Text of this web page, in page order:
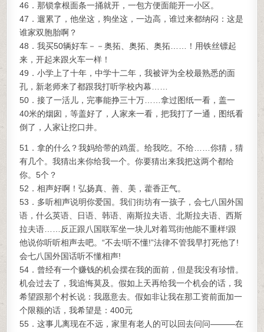
46．那锁拿根面条一捅就开，一包方便面能开一小区。
47．遛累了，他坐这，狗坐这，一边高，谁过来都纳闷：这是
谁家双胞胎啊？
48．我买50辆好车－－奥拓、奥拓、奥拓……！用铁丝镖起
来，开起来跟火车一样！
49．小学上了十年，中学十二年，我被评为全校最熟悉的面
孔，新老师来了都跟我打听学校内幕……
50．接了一活儿，完事能挣三十万……拿过图纸一看，盖一
40米的烟囱，等盖好了，人家来一看，把我打了一通，图纸看
倒了，人家让挖口井。
51．拿的什么？我妈给带的鸡蛋。给我吃。不给……你猜，猜
有几个。我猜出来你给我一个。你要猜出来我把这两个都给
你。5个？
52．相声好啊！弘扬真、善、美，藿香正气。
53．多听相声说明你爱国。我们街坊有一孩子，会七八国外国
语，什么英语、日语、韩语、南斯拉夫语、北斯拉夫语、西斯
拉夫语……反正跟八国联军坐一块儿对着骂街他能不重样!跟
他说你听听相声去吧。“不去!听不懂!”法律不管我早打死他了!
会七八国外国话听不懂相声!
54．曾经有一个赚钱的机会摆在我的面前，但是我没有珍惜。
机会过去了，我追悔莫及。假如上天再给我一个机会的话，我
希望跟那个村长说：我愿意去。假如非让我在那工资前面加一
个限额的话，我希望是：400元
55．这事儿离现在不远，家里有老人的可以回去问问———在